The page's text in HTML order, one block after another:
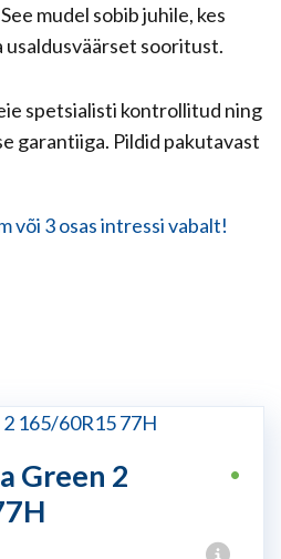
mudel sobib juhile, kes
usaldusväärset sooritust.
spetsialisti kontrollitud ning
garantiiga. Pildid pakutavast
•
Green 2